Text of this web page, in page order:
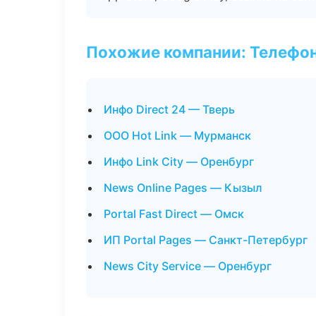
Похожие компании:
Инфо Direct 24 — Тверь
ООО Hot Link — Мурманск
Инфо Link City — Оренбург
News Online Pages — Кызыл
Portal Fast Direct — Омск
ИП Portal Pages — Санкт-Петербург
News City Service — Оренбург